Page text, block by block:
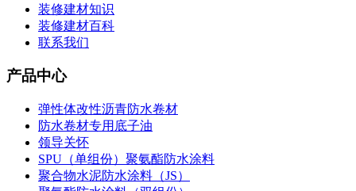
装修建材知识
装修建材百科
联系我们
产品中心
弹性体改性沥青防水卷材
防水卷材专用底子油
领导关怀
SPU（单组份）聚氨酯防水涂料
聚合物水泥防水涂料（JS）